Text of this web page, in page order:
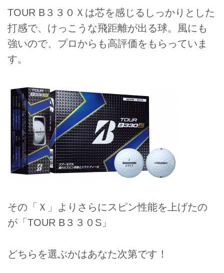
TOUR B３３０Ｘは芯を感じるしっかりとした
打感で、けっこうな飛距離が出る球。風にも
強いので、プロからも高評価をもらっていま
す。
その「Ｘ」よりさらにスピン性能を上げたの
が「TOUR B３３０S」
どちらを選ぶかはあなた次第です！